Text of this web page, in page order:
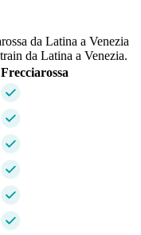
da Latina a Venezia
da Latina a Venezia.
Frecciarossa